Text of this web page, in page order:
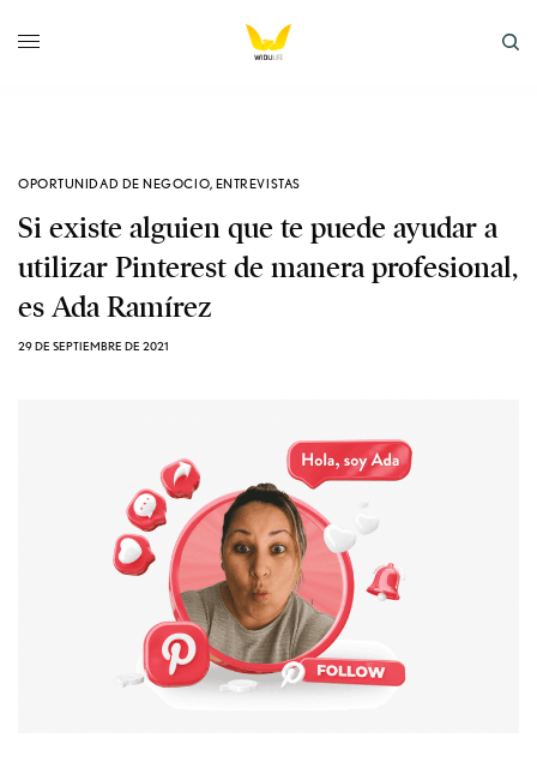
OPORTUNIDAD DE NEGOCIO, ENTREVISTAS
Si existe alguien que te puede ayudar a
utilizar Pinterest de manera profesional,
es Ada Ramírez
29 DE SEPTIEMBRE DE 2021